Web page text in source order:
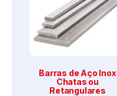
Barras de Aço Inox
Chatas ou
Retangulares